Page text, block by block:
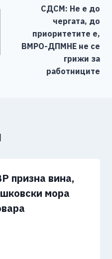
n
k
СДСМ: Не е до
чергата, до
приоритетите е,
ВМРО-ДПМНЕ не се
грижи за
работниците
призна вина,
мора